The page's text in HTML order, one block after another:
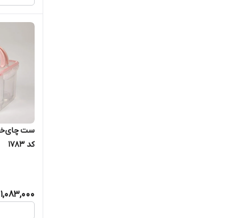
کد ۱۷۸۳
1,083,000